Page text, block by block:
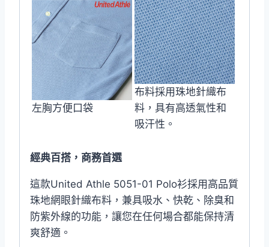
左胸方便口袋
布料採用珠地針織布
料，具有高透氣性和
吸汗性。
經典百搭，商務首選
這款United Athle 5051-01 Polo衫採用高品質
珠地網眼針織布料，兼具吸水、快乾、除臭和
防紫外線的功能，讓您在任何場合都能保持清
爽舒適。